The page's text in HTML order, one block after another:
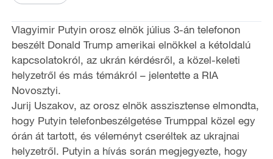
Vlagyimir Putyin orosz elnök július 3-án telefonon
beszélt Donald Trump amerikai elnökkel a kétoldalú
kapcsolatokról, az ukrán kérdésről, a közel-keleti
helyzetről és más témákról – jelentette a RIA
Novosztyi.
Jurij Uszakov, az orosz elnök asszisztense elmondta,
hogy Putyin telefonbeszélgetése Trumppal közel egy
órán át tartott, és véleményt cseréltek az ukrajnai
helyzetről. Putyin a hívás során megjegyezte, hogy